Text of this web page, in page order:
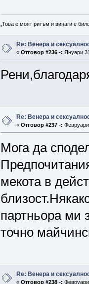
„Това е моят ритъм и винаги е
Re: Венера и
« Отговор #236 -: Януари
Re: Венера и
« Отговор #237 -:
Мога да
мекота в
партньора ми
точно
Re: Венера и
« Отговор #238 -: